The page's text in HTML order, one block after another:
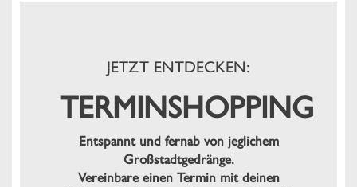
JETZT ENTDECKEN:
TERMINSHOPPING
Entspannt und fernab von jeglichem
Großstadtgedränge.
Vereinbare einen Termin mit deinen